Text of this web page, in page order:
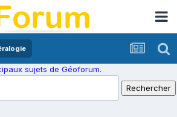
sujets de Géoforum.